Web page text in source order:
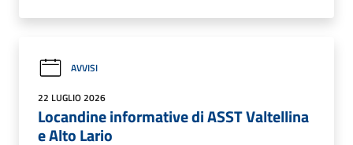
AVVISI
22 LUGLIO 2026
Locandine informative di ASST Valtellina
e Alto Lario